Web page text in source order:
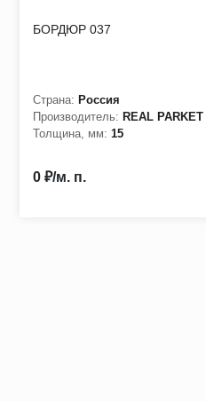
БОРДЮР 037
Страна: Россия
Производитель: REAL PARKET
Толщина, мм: 15
0 ₽/м. п.